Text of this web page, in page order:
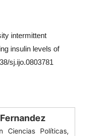
intermittent
insulin levels of
sj.ijo.0803781
Ciencias Políticas,